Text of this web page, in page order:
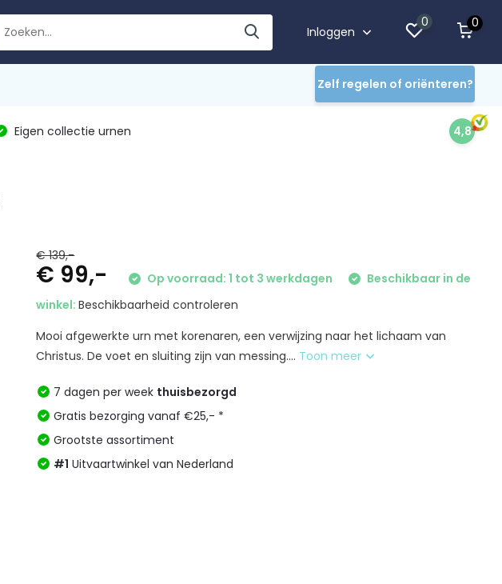
Inloggen
0 0
Zelf regelen of oriënteren?
Eigen collectie urnen 4,8
€ 139,-
€ 99,- Op voorraad: 1 tot 3 werkdagen
Beschikbaar in de
winkel:Beschikbaarheid controleren
Mooi afgewerkte urn met korenaren, een verwijzing naar het lichaam van
Christus. De voet en sluiting zijn van messing.... Toon meer
7 dagen per week thuisbezorgd
Gratis bezorging vanaf €25,- *
Grootste assortiment
#1 Uitvaartwinkel van Nederland